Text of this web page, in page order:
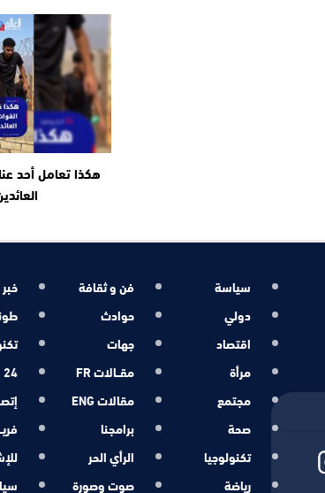
هكذا تعامل أحد
سياسة
دولي
اقتصاد
مرأة
مجتمع
صحة
تكنولوجيا
رياضة
فن و ثقافة
حوادث
جهات
مقــالات FR
مقالات ENG
برامجنا
الرأي الحر
صوت وصورة
24 ساعة